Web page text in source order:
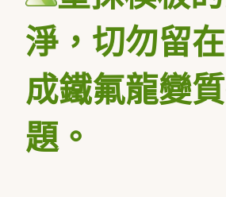
淨，切勿留
成鐵氟龍變
題。